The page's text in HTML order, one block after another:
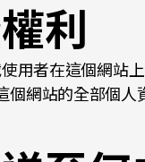
利
用者在這個網站
網站的全部個人